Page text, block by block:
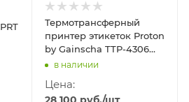
Термотрансферный
принтер этикеток Proton
by Gainscha TTP-4306
Plus (300 dpi, USB/USB
арт. 00003631)
в наличии
Цена: